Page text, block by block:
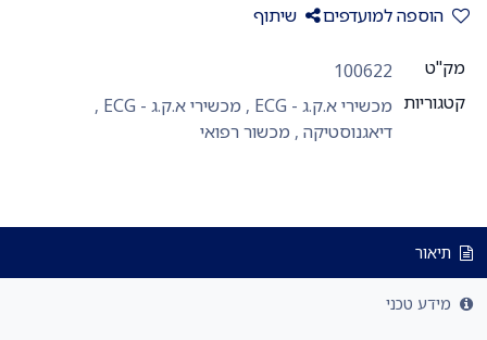
הוספה למועדפים שיתוף
מק"ט
100622
קטגוריות מכשירי א.ק.ג - ECG , מכשירי א.ק.ג - ECG
,
דיאגנוסטיקה, מכשור רפואי
תיאור
מידע טכני